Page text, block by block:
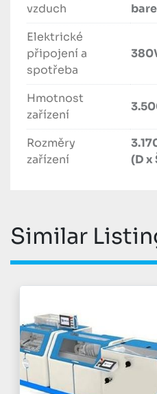
vzduch
Elektrické
připojení a
spotřeba
Hmotnost
zařízení
Rozměry
zařízení
(D x
Similar